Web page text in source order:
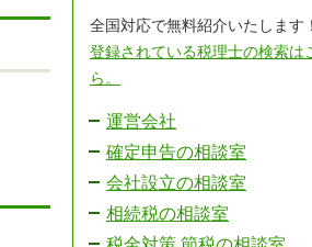
全国対応で無料紹介いたします！
登録されている税理士の検索は
ら。
運営会社
確定申告の相談室
会社設立の相談室
相続税の相談室